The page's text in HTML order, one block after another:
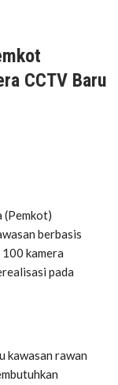
CCTV Baru
(Pemkot)
berbasis
kamera
pada
kawasan rawan